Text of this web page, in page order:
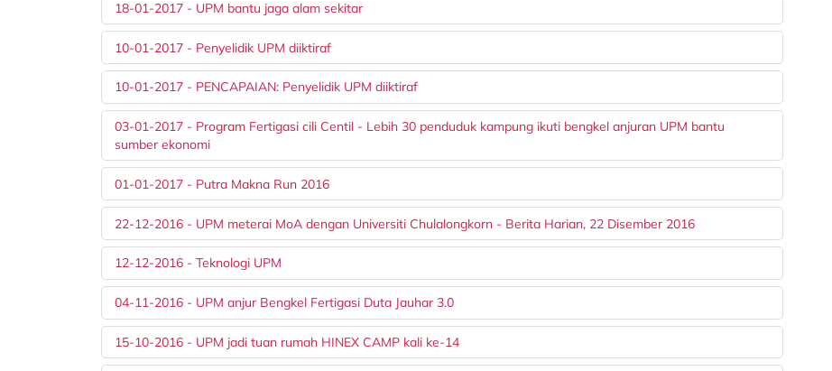
18-01-2017 - UPM bantu jaga alam sekitar
10-01-2017 - Penyelidik UPM diiktiraf
10-01-2017 - PENCAPAIAN: Penyelidik UPM diiktiraf
03-01-2017 - Program Fertigasi cili Centil - Lebih 30 penduduk kampung ikuti bengkel anjuran UPM bantu
sumber ekonomi
01-01-2017 - Putra Makna Run 2016
22-12-2016 - UPM meterai MoA dengan Universiti Chulalongkorn - Berita Harian, 22 Disember 2016
12-12-2016 - Teknologi UPM
04-11-2016 - UPM anjur Bengkel Fertigasi Duta Jauhar 3.0
15-10-2016 - UPM jadi tuan rumah HINEX CAMP kali ke-14